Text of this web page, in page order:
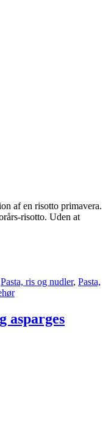
af en risotto primavera.
risotto. Uden at
Pasta, ris og nudler, Pasta,
asparges